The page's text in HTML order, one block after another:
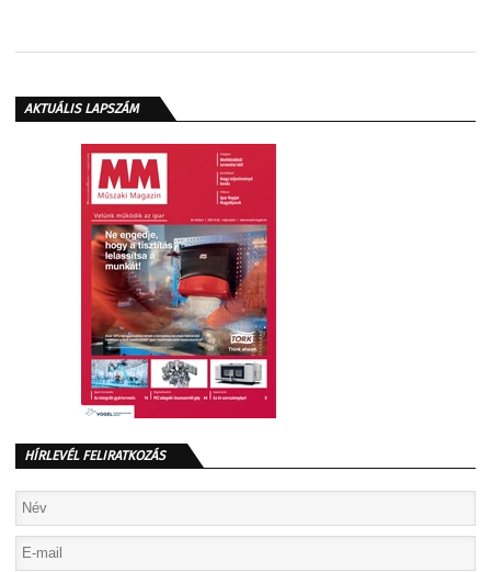
AKTUÁLIS LAPSZÁM
HÍRLEVÉL FELIRATKOZÁS